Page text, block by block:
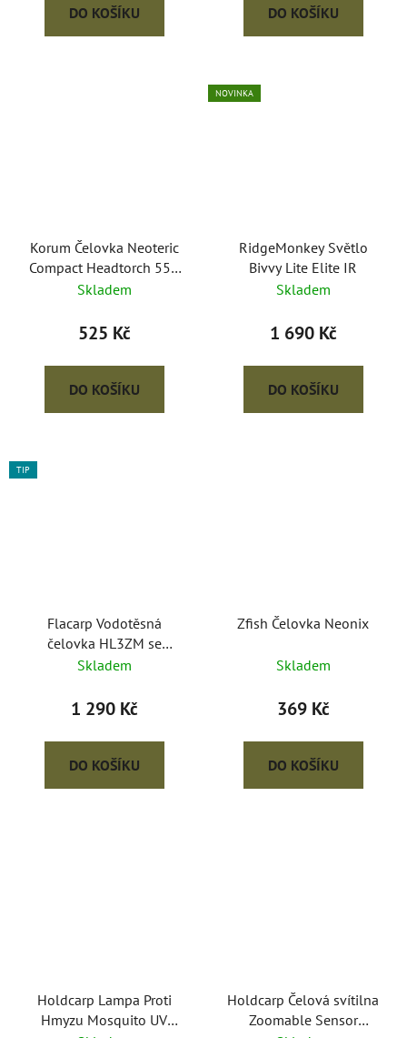
DO KOŠÍKU DO KOŠÍKU
Korum Čelovka Neoteric
Compact Headtorch 550
Lumen
Skladem
525 Kč
DO KOŠÍKU
NOVINKA
RidgeMonkey Světlo
Bivvy Lite Elite IR
Skladem
1 690 Kč
DO KOŠÍKU
TIP
Flacarp Vodotěsná
čelovka HL3ZM se
zoomem
Skladem
1 290 Kč
DO KOŠÍKU
Zfish Čelovka Neonix
Skladem
369 Kč
DO KOŠÍKU
Holdcarp Lampa Proti
Hmyzu Mosquito UV
Holdcarp Čelová svítilna
Zoomable Sensor